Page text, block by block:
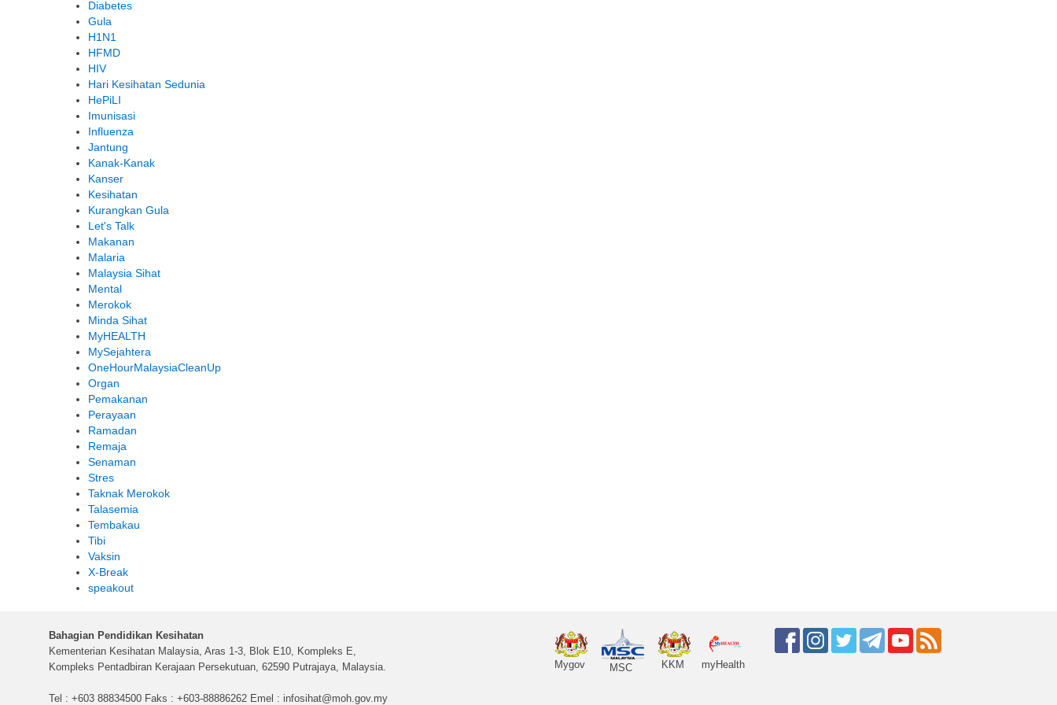
Diabetes
Gula
H1N1
HFMD
HIV
Hari Kesihatan Sedunia
HePiLI
Imunisasi
Influenza
Jantung
Kanak-Kanak
Kanser
Kesihatan
Kurangkan Gula
Let's Talk
Makanan
Malaria
Malaysia Sihat
Mental
Merokok
Minda Sihat
MyHEALTH
MySejahtera
OneHourMalaysiaCleanUp
Organ
Pemakanan
Perayaan
Ramadan
Remaja
Senaman
Stres
Taknak Merokok
Talasemia
Tembakau
Tibi
Vaksin
X-Break
speakout
Bahagian Pendidikan Kesihatan
Kementerian Kesihatan Malaysia, Aras 1-3, Blok E10, Kompleks E,
Kompleks Pentadbiran Kerajaan Persekutuan, 62590 Putrajaya, Malaysia.
Tel : +603 88834500 Faks : +603-88886262 Emel : infosihat@moh.gov.my
Mygov MSC KKM myHealth